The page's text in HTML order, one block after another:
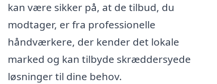
kan være sikker på, at de tilbud, du
modtager, er fra professionelle
håndværkere, der kender det lokale
marked og kan tilbyde skræddersyede
løsninger til dine behov.